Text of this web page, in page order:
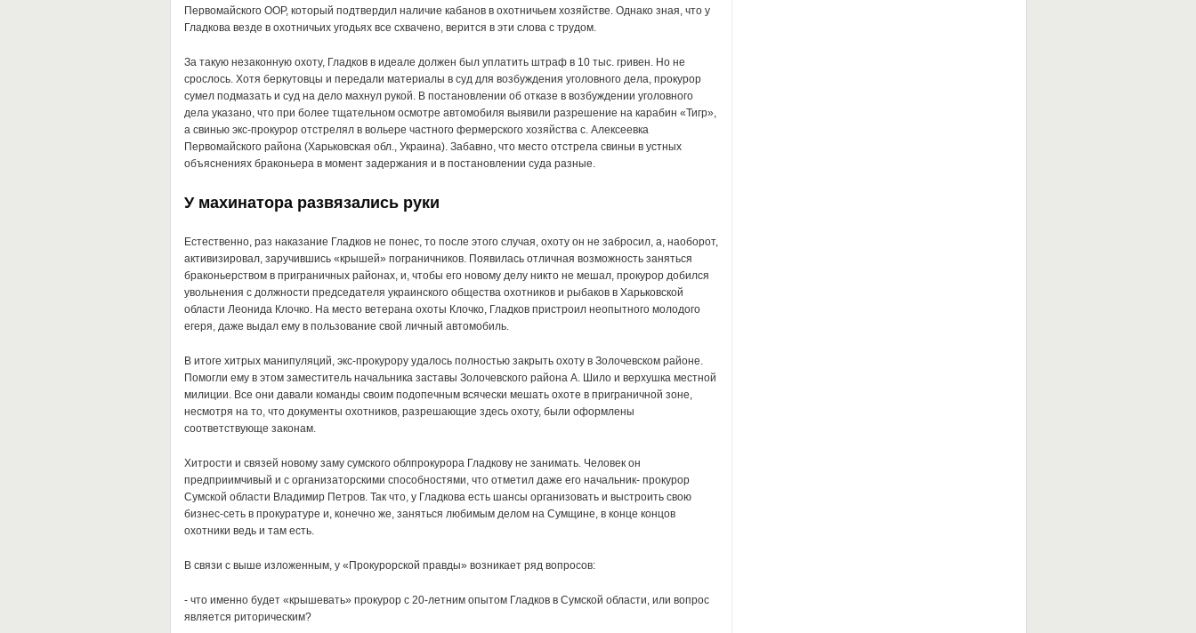
Первомайского ООР, который подтвердил наличие кабанов в охотничьем хозяйстве. Однако зная, что у
Гладкова везде в охотничьих угодьях все схвачено, верится в эти слова с трудом.
За такую незаконную охоту, Гладков в идеале должен был уплатить штраф в 10 тыс. гривен. Но не
срослось. Хотя беркутовцы и передали материалы в суд для возбуждения уголовного дела, прокурор
сумел подмазать и суд на дело махнул рукой. В постановлении об отказе в возбуждении уголовного
дела указано, что при более тщательном осмотре автомобиля выявили разрешение на карабин «Тигр»,
а свинью экс-прокурор отстрелял в вольере частного фермерского хозяйства с. Алексеевка
Первомайского района (Харьковская обл., Украина). Забавно, что место отстрела свиньи в устных
объяснениях браконьера в момент задержания и в постановлении суда разные.
У махинатора развязались руки
Естественно, раз наказание Гладков не понес, то после этого случая, охоту он не забросил, а, наоборот,
активизировал, заручившись «крышей» пограничников. Появилась отличная возможность заняться
браконьерством в приграничных районах, и, чтобы его новому делу никто не мешал, прокурор добился
увольнения с должности председателя украинского общества охотников и рыбаков в Харьковской
области Леонида Клочко. На место ветерана охоты Клочко, Гладков пристроил неопытного молодого
егеря, даже выдал ему в пользование свой личный автомобиль.
В итоге хитрых манипуляций, экс-прокурору удалось полностью закрыть охоту в Золочевском районе.
Помогли ему в этом заместитель начальника заставы Золочевского района А. Шило и верхушка местной
милиции. Все они давали команды своим подопечным всячески мешать охоте в приграничной зоне,
несмотря на то, что документы охотников, разрешающие здесь охоту, были оформлены
соответствующе законам.
Хитрости и связей новому заму сумского облпрокурора Гладкову не занимать. Человек он
предприимчивый и с организаторскими способностями, что отметил даже его начальник- прокурор
Сумской области Владимир Петров. Так что, у Гладкова есть шансы организовать и выстроить свою
бизнес-сеть в прокуратуре и, конечно же, заняться любимым делом на Сумщине, в конце концов
охотники ведь и там есть.
В связи с выше изложенным, у «Прокурорской правды» возникает ряд вопросов:
- что именно будет «крышевать» прокурор с 20-летним опытом Гладков в Сумской области, или вопрос
является риторическим?